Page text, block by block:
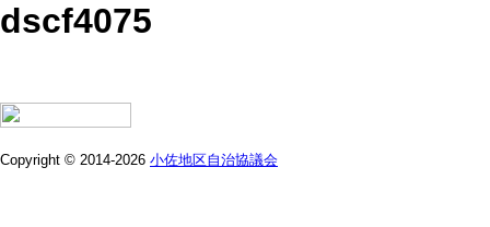
dscf4075
Copyright © 2014-2026 小佐地区自治協議会